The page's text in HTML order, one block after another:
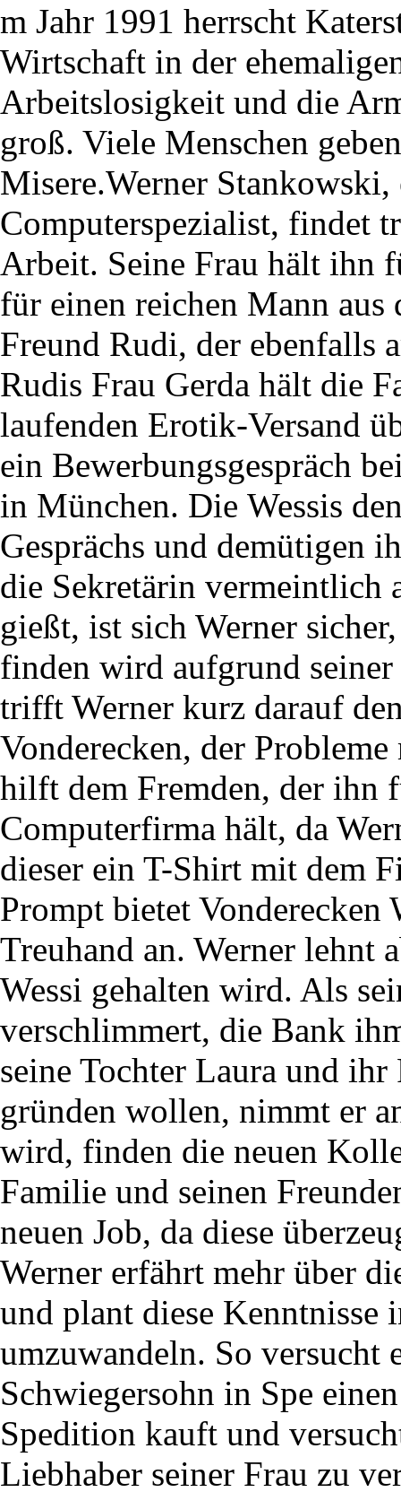
m Jahr 1991 herrscht
Wirtschaft in der
Arbeitslosigkeit und die
groß. Viele Menschen
Misere.Werner
Computerspezialist, findet
Arbeit. Seine Frau hält ihn
für einen reichen Mann aus
Freund Rudi, der ebenfalls
Rudis Frau Gerda hält die
laufenden Erotik-Versand
ein Bewerbungsgespräch
in München. Die Wessis
Gesprächs und demütigen
die Sekretärin vermeintlich
gießt, ist sich Werner
finden wird aufgrund
trifft Werner kurz darauf
Vonderecken, der
hilft dem Fremden, der ihn
Computerfirma hält, da
dieser ein T-Shirt mit dem
Prompt bietet Vonderecken
Treuhand an. Werner lehnt
Wessi gehalten wird. Als
verschlimmert, die Bank
seine Tochter Laura und
gründen wollen, nimmt er
wird, finden die neuen
Familie und seinen
neuen Job, da diese
Werner erfährt mehr über
und plant diese Kenntnisse
umzuwandeln. So versucht
Schwiegersohn in Spe
Spedition kauft und
Liebhaber seiner Frau zu